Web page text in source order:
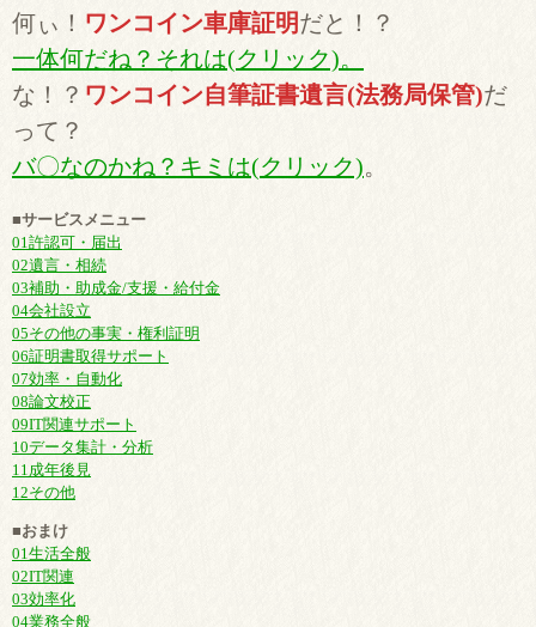
何ぃ！ ワンコイン車庫証明だと！？
一体何だね？それは(クリック)。
な！？ ワンコイン自筆証書遺言(法務局保管)だ
って？
バ〇なのかね？キミは(クリック)。
■サービスメニュー
01許認可・届出
02遺言・相続
03補助・助成金/支援・給付金
04会社設立
05その他の事実・権利証明
06証明書取得サポート
07効率・自動化
08論文校正
09IT関連サポート
10データ集計・分析
11成年後見
12その他
■おまけ
01生活全般
02IT関連
03効率化
04業務全般